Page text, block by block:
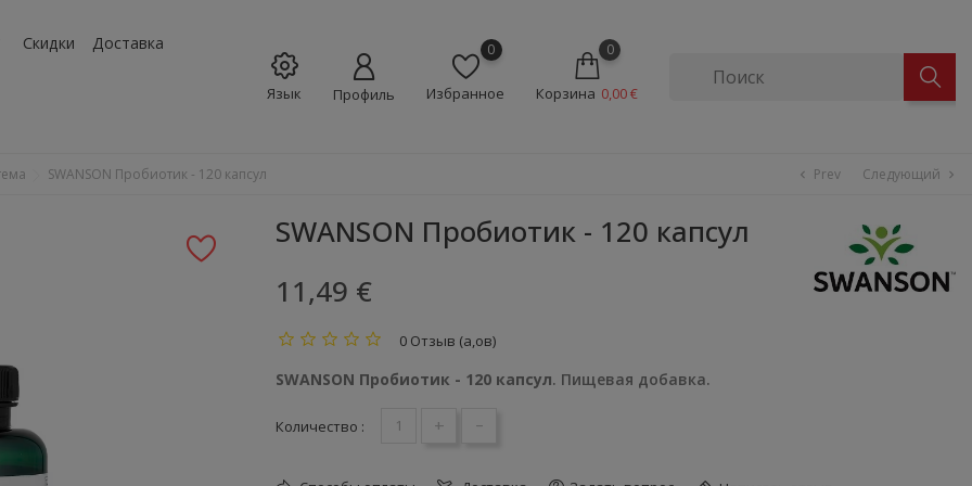
Скидки Доставка
Язык Профиль
0
Избранное
0
Корзина 0,00 €
SWANSON Пробиотик - 120 капсул chevron_left Prev Следующий chevron_right
SWANSON Пробиотик - 120 капсул
11,49 €
0 Отзыв (а,ов)
SWANSON Пробиотик - 120 капсул. Пищевая добавка.
Количество : + -